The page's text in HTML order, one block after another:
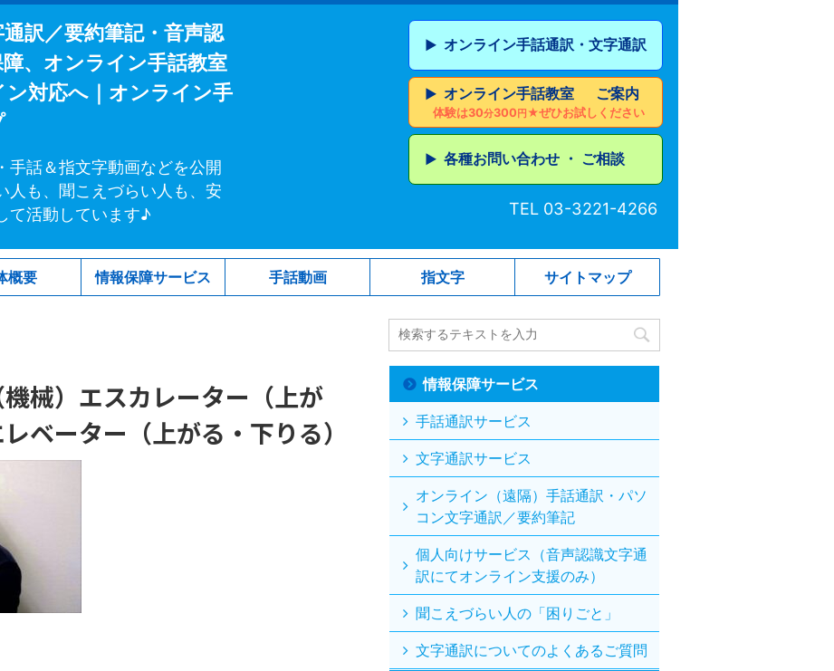
訳／要約筆記・音声認
、オンライン手話教室
対応へ｜オンライン手
手話＆指文字動画などを公開
人も、聞こえづらい人も、安
て活動しています♪
▶︎ オンライン手話通訳・文字通訳
▶︎ オンライン手話教室 ご案内
体験は30分300円★ぜひお試しください
▶︎ 各種お問い合わせ ・ ご相談
TEL 03-3221-4266
概要 情報保障サービス 手話動画 指文字 サイトマップ
械）エスカレーター（上が
ベーター（上がる・下りる）
情報保障サービス
手話通訳サービス
文字通訳サービス
オンライン（遠隔）手話通訳・パソ
コン文字通訳／要約筆記
個人向けサービス（音声認識文字通
訳にてオンライン支援のみ）
聞こえづらい人の「困りごと」
文字通訳についてのよくあるご質問